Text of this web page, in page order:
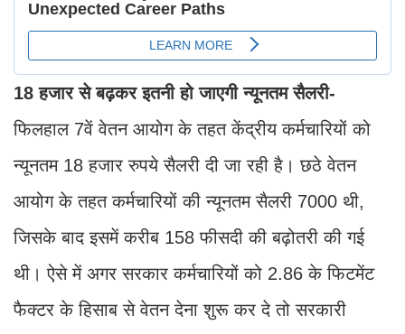
18 हजार से बढ़कर इतनी हो जाएगी न्यूनतम सैलरी-
फिलहाल 7वें वेतन आयोग के तहत केंद्रीय कर्मचारियों को
न्यूनतम 18 हजार रुपये सैलरी दी जा रही है। छठे वेतन
आयोग के तहत कर्मचारियों की न्यूनतम सैलरी 7000 थी,
जिसके बाद इसमें करीब 158 फीसदी की बढ़ोतरी की गई
थी। ऐसे में अगर सरकार कर्मचारियों को 2.86 के फिटमेंट
फैक्टर के हिसाब से वेतन देना शुरू कर दे तो सरकारी